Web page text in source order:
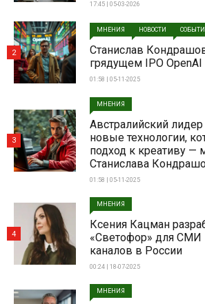
17:45 | 05-03-2026
МНЕНИЯ НОВОСТИ
Станислав
грядущем IPO OpenAI
01:58 | 05-11-2025
2
МНЕНИЯ
Австралийский лидер
новые технологии,
подход к креативу —
Станислава
01:58 | 05-11-2025
3
МНЕНИЯ
Ксения Кацман
«Светофор» для СМИ
каналов в России
00:24 | 18-07-2025
4
МНЕНИЯ